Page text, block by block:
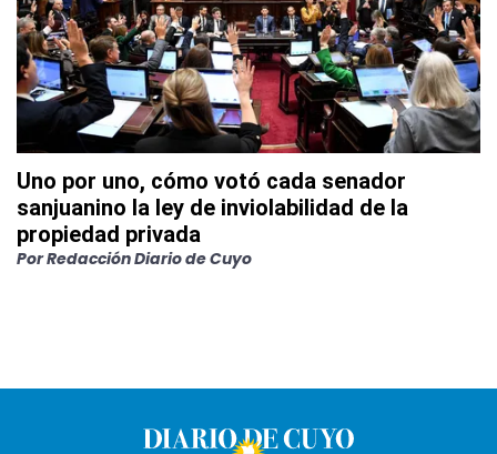
Uno por uno, cómo votó cada senador
sanjuanino la ley de inviolabilidad de la
propiedad privada
PorRedacción Diario de Cuyo